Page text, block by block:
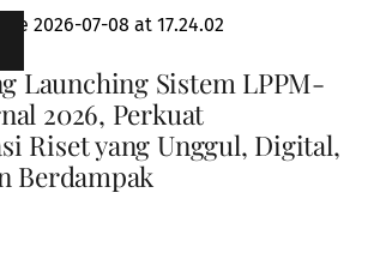
Launching Sistem LPPM-
2026, Perkuat
Riset yang Unggul, Digital,
Berdampak